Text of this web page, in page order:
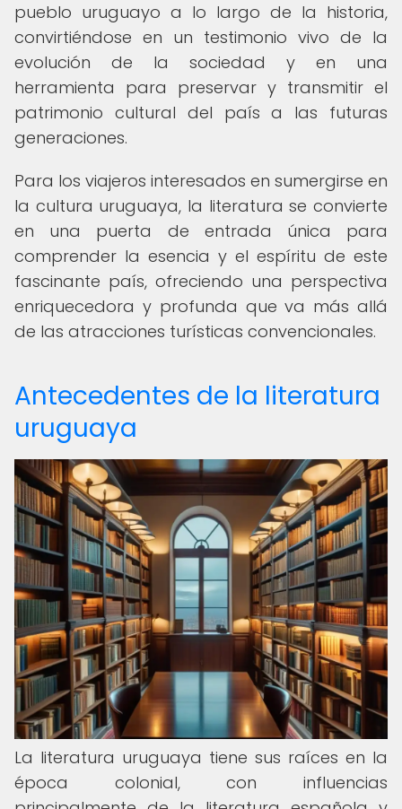
pueblo uruguayo a lo largo de la historia,
convirtiéndose en un testimonio vivo de la
evolución de la sociedad y en una
herramienta para preservar y transmitir el
patrimonio cultural del país a las futuras
generaciones.
Para los viajeros interesados en sumergirse en
la cultura uruguaya, la literatura se convierte
en una puerta de entrada única para
comprender la esencia y el espíritu de este
fascinante país, ofreciendo una perspectiva
enriquecedora y profunda que va más allá
de las atracciones turísticas convencionales.
Antecedentes de la literatura
uruguaya
La literatura uruguaya tiene sus raíces en la
época colonial, con influencias